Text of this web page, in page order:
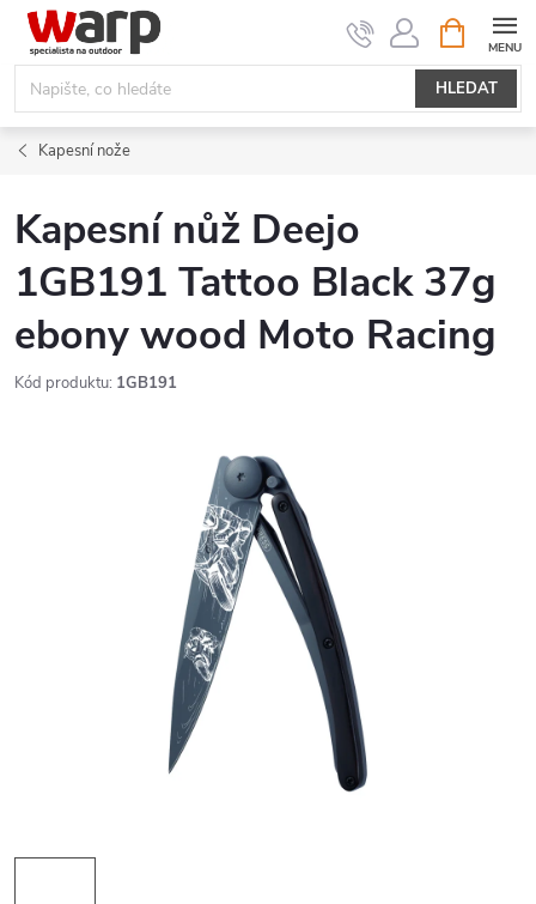
Přejít
obsah
HLEDAT
NÁKUPNÍ
KOŠÍK
Kapesní nože
Kapesní nůž Deejo
1GB191 Tattoo Black 37g
ebony wood Moto Racing
Kód produktu: 1GB191